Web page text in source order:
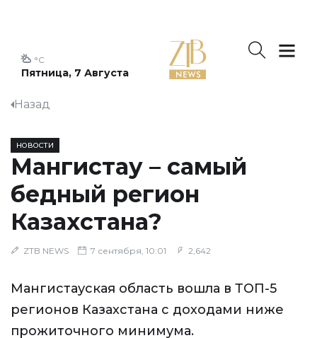
Пятница, 7 Августа
°C
Назад
НОВОСТИ
Мангистау – самый
бедный регион
Казахстана?
ZTB NEWS 7 сентября, 10:01 2,642
Мангистауская область вошла в ТОП-5
регионов Казахстана с доходами ниже
прожиточного минимума.